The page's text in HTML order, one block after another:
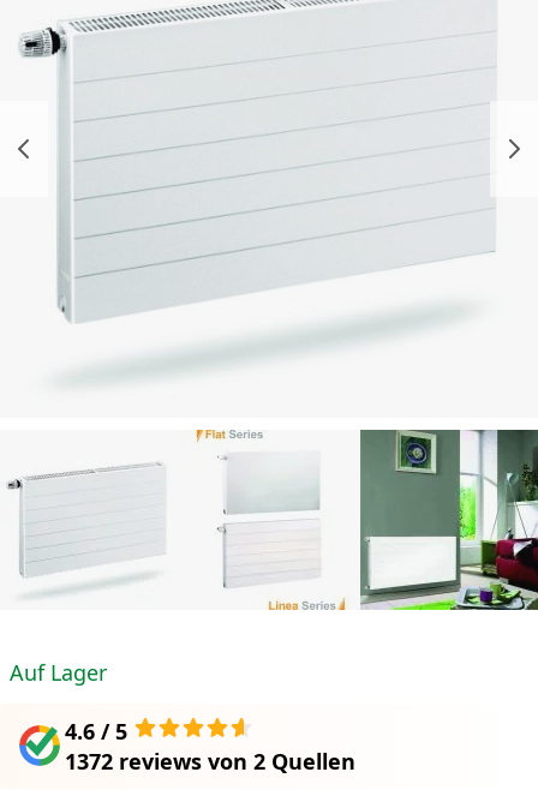
Auf Lager
4.6 / 5
1372 reviews von 2 Quellen